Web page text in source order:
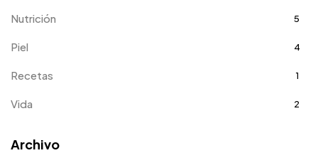
Nutrición 5
Piel 4
Recetas 1
Vida 2
Archivo